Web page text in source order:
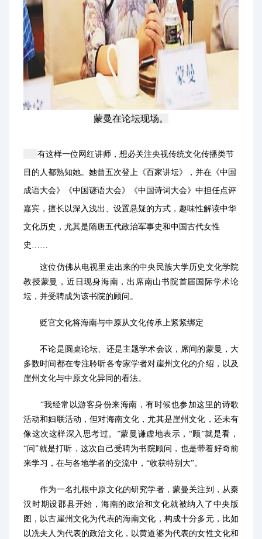
蒙曼在论坛现场。
有这样一位网红讲师，想必关注央视传统文化传播类节
目的人都熟知她。她曾五次登上《百家讲坛》，并在《中国
成语大会》《中国谜语大会》《中国诗词大会》中担任点评
嘉宾，擅长以深入浅出、设置悬疑的方式，趣味性解读中华
文化历史，尤其是隋唐五代政治军事史和中国古代女性
史……
这位仿佛从电视里走出来的中央民族大学历史文化学院
教授蒙曼，近日现身海南，出席南山书院首届国际学术论
坛，并受聘成为该书院的顾问。
贬官文化将海南与中原从文化传承上紧紧绑定
不论是圆桌论坛、还是主题学术会议，席间的蒙曼，大
多数时间都在专注聆听各专家学者对崖州文化的介绍，以及
崖州文化与中原文化异同的看法。
“我经常以游客身份来海南，有时候也参加这里的诗歌
活动和妇联活动，但对海南文化，尤其是崖州文化，还未有
像这次这样深入思考过。”蒙曼谦虚地表示，“顾”就是看，
“问”就是打听，这次自己受聘为书院顾问，也是带着好奇前
来学习，在与各地学者的交流中，“收获特别大”。
作为一名扎根中原文化的研究学者，蒙曼关注到，从秦
汉时期设郡县开始，海南的政治和文化就被纳入了中央版
图，以古崖州文化为代表的海南文化，构成十分多元，比如
以冼夫人为代表的政治文化，以黄道婆为代表的女性文化和